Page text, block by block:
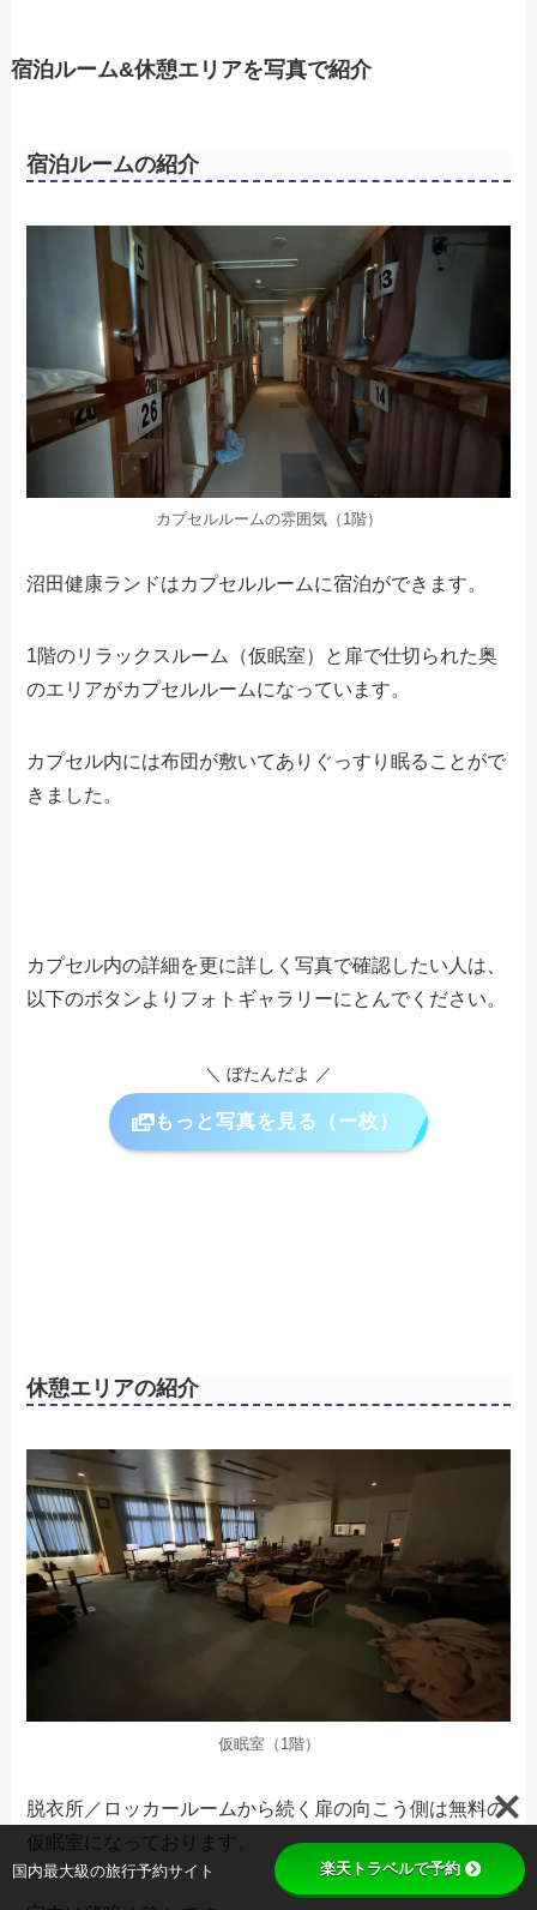
宿泊ルーム&休憩エリアを写真で紹介
宿泊ルームの紹介
カプセルルームの雰囲気（1階）
沼田健康ランドはカプセルルームに宿泊ができます。
1階のリラックスルーム（仮眠室）と扉で仕切られた奥
のエリアがカプセルルームになっています。
カプセル内には布団が敷いてありぐっすり眠ることがで
きました。
カプセル内の詳細を更に詳しく写真で確認したい人は、
以下のボタンよりフォトギャラリーにとんでください。
＼ ぼたんだよ ／
もっと写真を見る（ー枚）
休憩エリアの紹介
仮眠室（1階）
脱衣所／ロッカールームから続く扉の向こう側は無料の
仮眠室になっております。
国内最大級の旅行予約サイト 楽天トラベルで予約